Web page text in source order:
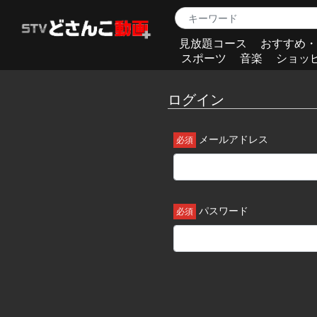
見放題コース
おすすめ
スポーツ
音楽 ショッ
ログイン
メールアドレス
パスワード